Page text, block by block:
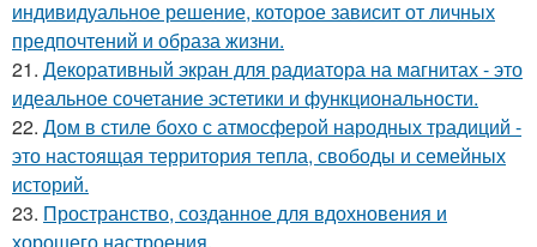
индивидуальное решение, которое зависит от личных
предпочтений и образа жизни.
21. Декоративный экран для радиатора на магнитах - это
идеальное сочетание эстетики и функциональности.
22. Дом в стиле бохо с атмосферой народных традиций -
это настоящая территория тепла, свободы и семейных
историй.
23. Пространство, созданное для вдохновения и